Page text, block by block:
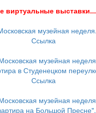
виртуальные выставки...